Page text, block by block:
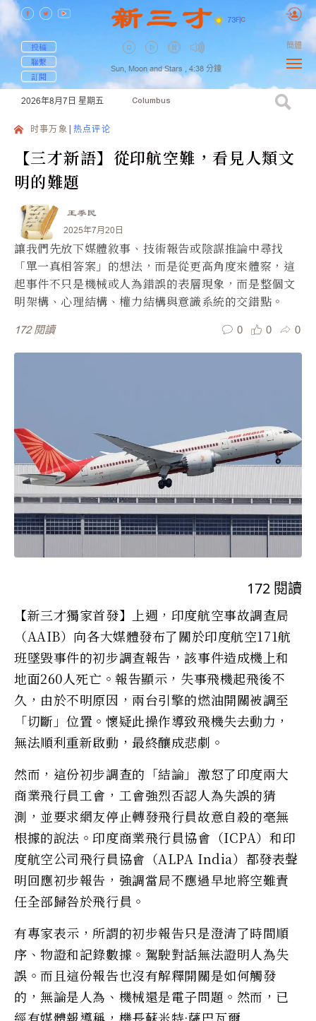
73F| C
投稿
聯繫
訂閱
Sun, Moon and Stars , 4:38 分鐘
簡體
2026年8月7日 星期五 Columbus
时事万象 热点评论
【三才新語】從印航空難，看見人類文
明的難題
王季民
2025年7月20日
讓我們先放下媒體敘事、技術報告或陰謀推論中尋找
「單一真相答案」的想法，而是從更高角度來體察，這
起事件不只是機械或人為錯誤的表層現象，而是整個文
明架構、心理結構、權力結構與意識系統的交錯點。
172 閱讀 0 0 0
172 閱讀
【新三才獨家首發】上週，印度航空事故調查局
（AAIB）向各大媒體發布了關於印度航空171航
班墜毀事件的初步調查報告，該事件造成機上和
地面260人死亡。報告顯示，失事飛機起飛後不
久，由於不明原因，兩台引擎的燃油開關被調至
「切斷」位置。懷疑此操作導致飛機失去動力，
無法順利重新啟動，最終釀成悲劇。
然而，這份初步調查的「結論」激怒了印度兩大
商業飛行員工會，工會強烈否認人為失誤的猜
測，並要求網友停止轉發飛行員故意自殺的毫無
根據的說法。印度商業飛行員協會（ICPA）和印
度航空公司飛行員協會（ALPA India）都發表聲
明回應初步報告，強調當局不應過早地將空難責
任全部歸咎於飛行員。
有專家表示，所謂的初步報告只是澄清了時間順
序、物證和記錄數據。駕駛對話無法證明人為失
誤。而且這份報告也沒有解釋開關是如何觸發
的，無論是人為、機械還是電子問題。然而，已
經有媒體報導稱，機長蘇米特·薩巴瓦爾